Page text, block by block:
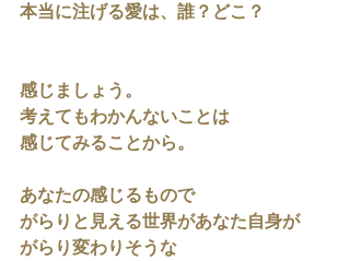
本当に注げる愛は、誰？どこ？
感じましょう。
考えてもわかんないことは
感じてみることから。
あなたの感じるもので
がらりと見える世界があなた自身が
がらり変わりそうな